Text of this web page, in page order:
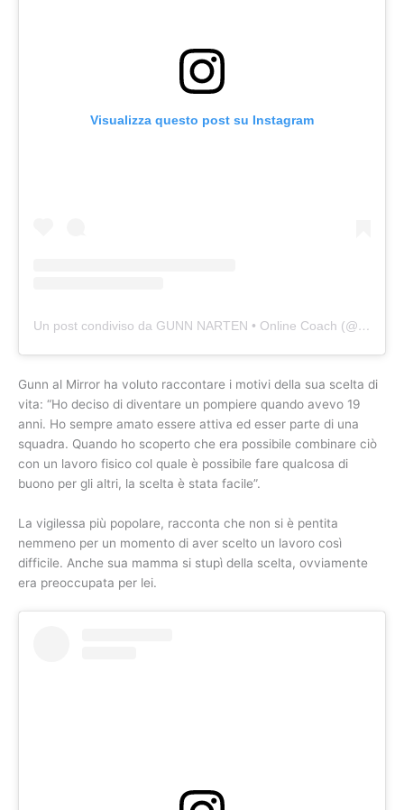
Visualizza questo post su Instagram
Un post condiviso da GUNN NARTEN • Online Coach (@narten86)
Gunn al Mirror ha voluto raccontare i motivi della sua scelta di
vita: “Ho deciso di diventare un pompiere quando avevo 19
anni. Ho sempre amato essere attiva ed esser parte di una
squadra. Quando ho scoperto che era possibile combinare ciò
con un lavoro fisico col quale è possibile fare qualcosa di
buono per gli altri, la scelta è stata facile”.
La vigilessa più popolare, racconta che non si è pentita
nemmeno per un momento di aver scelto un lavoro così
difficile. Anche sua mamma si stupì della scelta, ovviamente
era preoccupata per lei.